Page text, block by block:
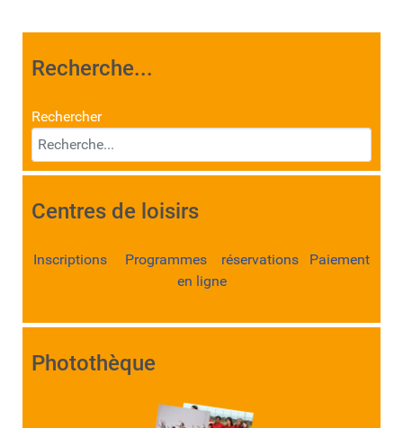
Recherche...
Rechercher
Centres de loisirs
Inscriptions Programmes réservations Paiement
en ligne
Photothèque